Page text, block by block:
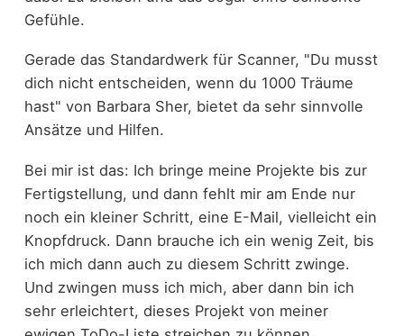
Gefühle.
Gerade das Standardwerk für Scanner, "Du musst
dich nicht entscheiden, wenn du 1000 Träume
hast" von Barbara Sher, bietet da sehr sinnvolle
Ansätze und Hilfen.
Bei mir ist das: Ich bringe meine Projekte bis zur
Fertigstellung, und dann fehlt mir am Ende nur
noch ein kleiner Schritt, eine E-Mail, vielleicht ein
Knopfdruck. Dann brauche ich ein wenig Zeit, bis
ich mich dann auch zu diesem Schritt zwinge.
Und zwingen muss ich mich, aber dann bin ich
sehr erleichtert, dieses Projekt von meiner